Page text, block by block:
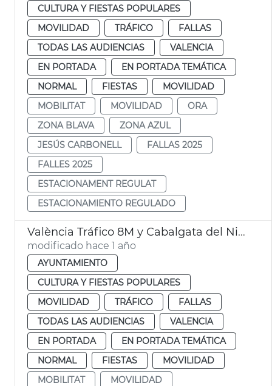
CULTURA Y FIESTAS POPULARES
MOVILIDAD
TRÁFICO
FALLAS
TODAS LAS AUDIENCIAS
VALENCIA
EN PORTADA
EN PORTADA TEMÁTICA
NORMAL
FIESTAS
MOVILIDAD
MOBILITAT
MOVILIDAD
ORA
ZONA BLAVA
ZONA AZUL
JESÚS CARBONELL
FALLAS 2025
FALLES 2025
ESTACIONAMENT REGULAT
ESTACIONAMIENTO REGULADO
València Tráfico 8M y Cabalgata del Ninot
modificado hace 1 año
AYUNTAMIENTO
CULTURA Y FIESTAS POPULARES
MOVILIDAD
TRÁFICO
FALLAS
TODAS LAS AUDIENCIAS
VALENCIA
EN PORTADA
EN PORTADA TEMÁTICA
NORMAL
FIESTAS
MOVILIDAD
MOBILITAT
MOVILIDAD